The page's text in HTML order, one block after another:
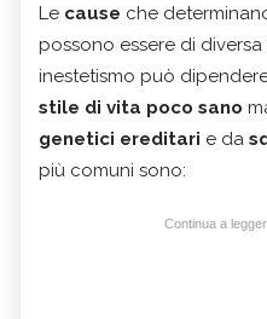
Le cause che
possono essere di
inestetismo può
stile di vita poco sano
genetici ereditari e da
più comuni sono:
Continua a